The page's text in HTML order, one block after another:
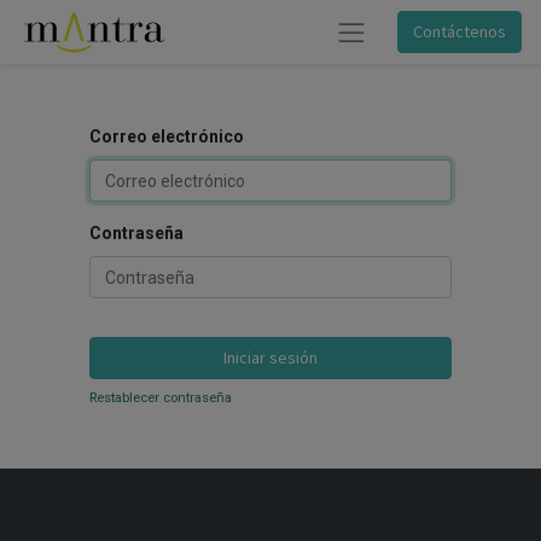
Contáctenos
Correo electrónico
Contraseña
Iniciar sesión
Restablecer contraseña